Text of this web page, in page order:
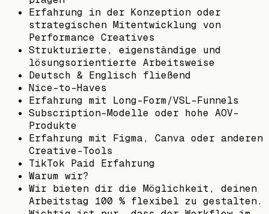
Erfahrung in der Konzeption oder
strategischen Mitentwicklung von
Performance Creatives
Strukturierte, eigenständige und
lösungsorientierte Arbeitsweise
Deutsch & Englisch fließend
Nice-to-Haves
Erfahrung mit Long-Form/VSL-Funnels
Subscription-Modelle oder hohe AOV-
Produkte
Erfahrung mit Figma, Canva oder anderen
Creative-Tools
TikTok Paid Erfahrung
Warum wir?
Wir bieten dir die Möglichkeit, deinen
Arbeitstag 100 % flexibel zu gestalten.